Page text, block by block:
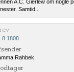
A.C. Gierlew om nogle
Samtid...
Rahbek